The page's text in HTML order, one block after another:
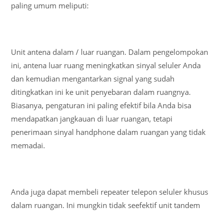
paling umum meliputi:
Unit antena dalam / luar ruangan. Dalam pengelompokan
ini, antena luar ruang meningkatkan sinyal seluler Anda
dan kemudian mengantarkan signal yang sudah
ditingkatkan ini ke unit penyebaran dalam ruangnya.
Biasanya, pengaturan ini paling efektif bila Anda bisa
mendapatkan jangkauan di luar ruangan, tetapi
penerimaan sinyal handphone dalam ruangan yang tidak
memadai.
Anda juga dapat membeli repeater telepon seluler khusus
dalam ruangan. Ini mungkin tidak seefektif unit tandem